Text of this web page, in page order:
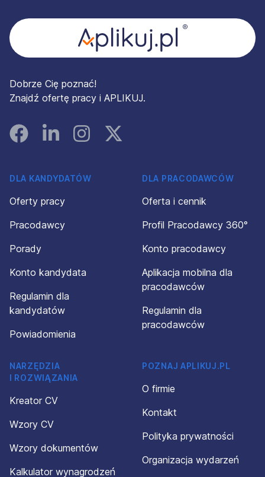
Dobrze Cię poznać!
Znajdź ofertę pracy i APLIKUJ.
FacebookLinked InInstagramInstagram
DLA KANDYDATÓW
Oferty pracy
Pracodawcy
Porady
Konto kandydata
Regulamin dla
kandydatów
Powiadomienia
DLA PRACODAWCÓW
Oferta i cennik
Profil Pracodawcy 360°
Konto pracodawcy
Aplikacja mobilna dla
pracodawców
Regulamin dla
pracodawców
NARZĘDZIA
I ROZWIĄZANIA
Kreator CV
Wzory CV
Wzory dokumentów
Kalkulator wynagrodzeń
POZNAJ APLIKUJ.PL
O firmie
Kontakt
Polityka prywatności
Organizacja wydarzeń